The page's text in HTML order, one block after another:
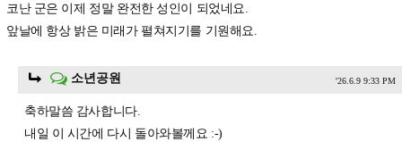
코난 군은 이제 정말 완전한 성인이 되었네요.
앞날에 항상 밝은 미래가 펼쳐지기를 기원해요.
소년공원 '26.6.9 9:33 PM
축하말씀 감사합니다.
내일 이 시간에 다시 돌아와볼께요 :-)